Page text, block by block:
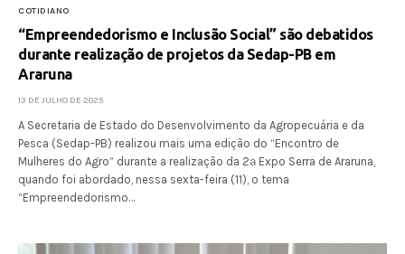
COTIDIANO
“Empreendedorismo e Inclusão Social” são debatidos
durante realização de projetos da Sedap-PB em
Araruna
13 DE JULHO DE 2025
A Secretaria de Estado do Desenvolvimento da Agropecuária e da
Pesca (Sedap-PB) realizou mais uma edição do “Encontro de
Mulheres do Agro” durante a realização da 2ª Expo Serra de Araruna,
quando foi abordado, nessa sexta-feira (11), o tema
“Empreendedorismo…